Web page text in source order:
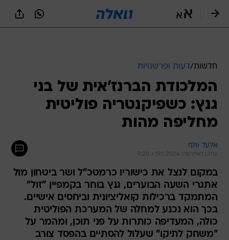
חדשות/דעות ופרשנויות
המלכודת הברנז'אית של בני
גנץ: כשפיקנטריה פוליטית
מחליפה מהות
אלעד וולף
עודכן לאחרונה: 19.1.2026 / 9:20
במקום לנצל את כישוריו כרמטכ"ל ושר ביטחון מול
אתגרי השעה הבוערים, גנץ בוחר בקמפיין "זול"
המתמקד ברכילות קואליציונית וביחסים אישיים.
בכך הוא נכנע למחלה של המערכת הפוליטית
כולה, המעדיפה כותרות על פני תוכן, ומהמר על
"משחק לתיקו" שעלול להסתיים בהפסד צורב